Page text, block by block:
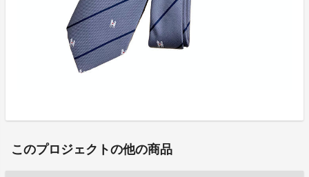
このプロジェクトの他の商品